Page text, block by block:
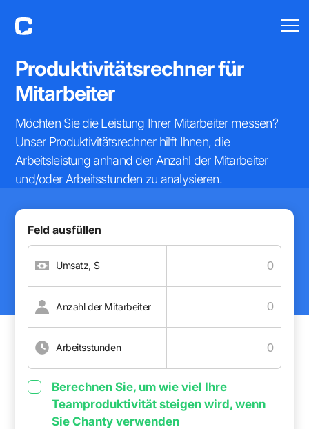
Produktivitätsrechnerfür
Mitarbeiter
Möchten Sie die Leistung Ihrer Mitarbeiter messen?
Unser Produktivitätsrechner hilft Ihnen, die
Arbeitsleistung anhand der Anzahl der Mitarbeiter
und/oder Arbeitsstunden zu analysieren.
Feld ausfüllen
Umsatz, $
Anzahl der Mitarbeiter
Arbeitsstunden
Berechnen Sie, um wie viel Ihre
Teamproduktivität steigen wird, wenn
Sie Chanty verwenden